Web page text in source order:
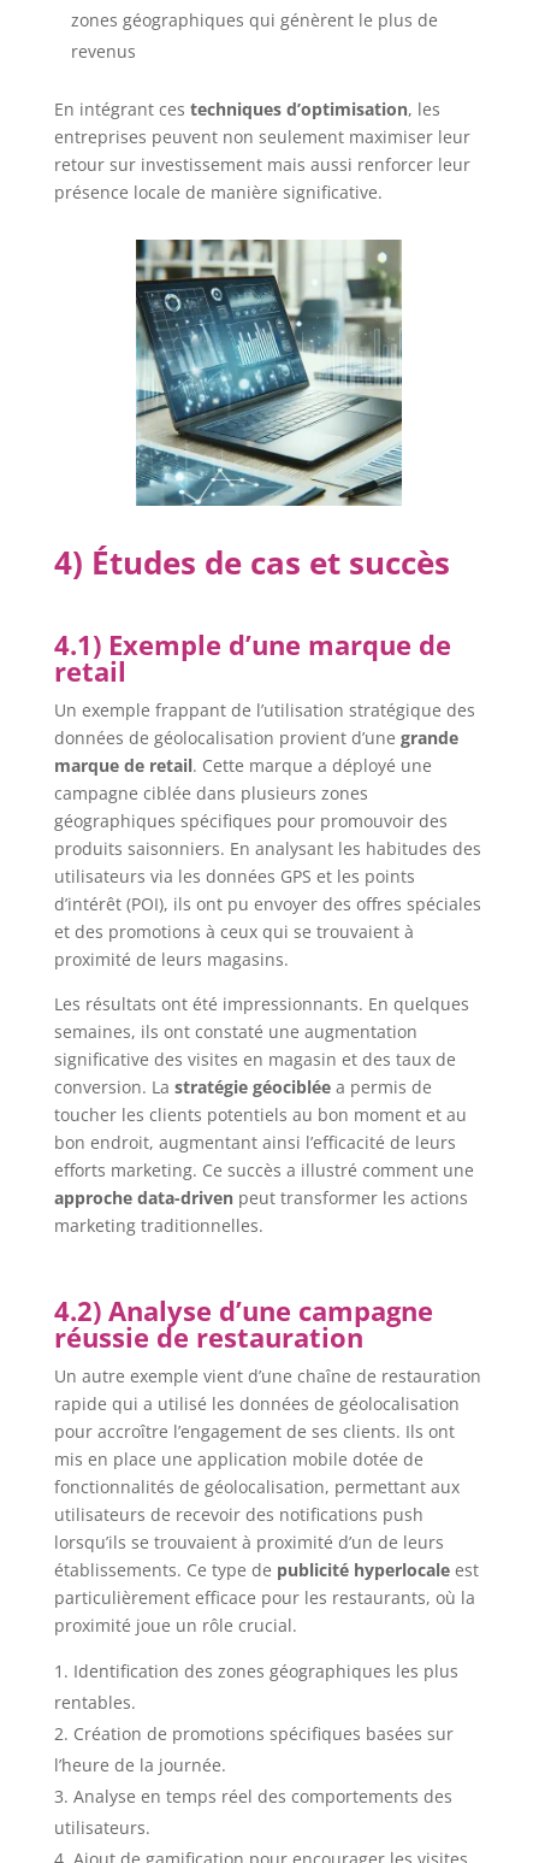
zones géographiques qui génèrent le plus de
revenus
En intégrant ces techniques d’optimisation, les
entreprises peuvent non seulement maximiser leur
retour sur investissement mais aussi renforcer leur
présence locale de manière significative.
4) Études de cas et succès
4.1) Exemple d’une marque de
retail
Un exemple frappant de l’utilisation stratégique des
données de géolocalisation provient d’une grande
marque de retail. Cette marque a déployé une
campagne ciblée dans plusieurs zones
géographiques spécifiques pour promouvoir des
produits saisonniers. En analysant les habitudes des
utilisateurs via les données GPS et les points
d’intérêt (POI), ils ont pu envoyer des offres spéciales
et des promotions à ceux qui se trouvaient à
proximité de leurs magasins.
Les résultats ont été impressionnants. En quelques
semaines, ils ont constaté une augmentation
significative des visites en magasin et des taux de
conversion. La stratégie géocibléea permis de
toucher les clients potentiels au bon moment et au
bon endroit, augmentant ainsi l’efficacité de leurs
efforts marketing. Ce succès a illustré comment une
approche data-drivenpeut transformer les actions
marketing traditionnelles.
4.2) Analyse d’une campagne
réussie de restauration
Un autre exemple vient d’une chaîne de restauration
rapide qui a utilisé les données de géolocalisation
pour accroître l’engagement de ses clients. Ils ont
mis en place une application mobile dotée de
fonctionnalités de géolocalisation, permettant aux
utilisateurs de recevoir des notifications push
lorsqu’ils se trouvaient à proximité d’un de leurs
établissements. Ce type de publicité hyperlocaleest
particulièrement efficace pour les restaurants, où la
proximité joue un rôle crucial.
Identification des zones géographiques les plus
rentables.
Création de promotions spécifiques basées sur
l’heure de la journée.
Analyse en temps réel des comportements des
utilisateurs.